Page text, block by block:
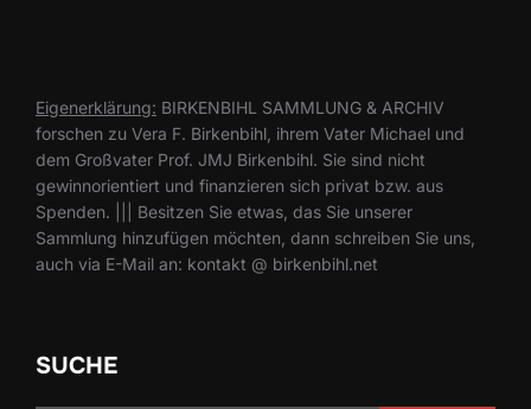
Eigenerklärung: BIRKENBIHL SAMMLUNG & ARCHIV
forschen zu Vera F. Birkenbihl, ihrem Vater Michael und
dem Großvater Prof. JMJ Birkenbihl. Sie sind nicht
gewinnorientiert und finanzieren sich privat bzw. aus
Spenden. ||| Besitzen Sie etwas, das Sie unserer
Sammlung hinzufügen möchten, dann schreiben Sie uns,
auch via E-Mail an: kontakt @ birkenbihl.net
SUCHE